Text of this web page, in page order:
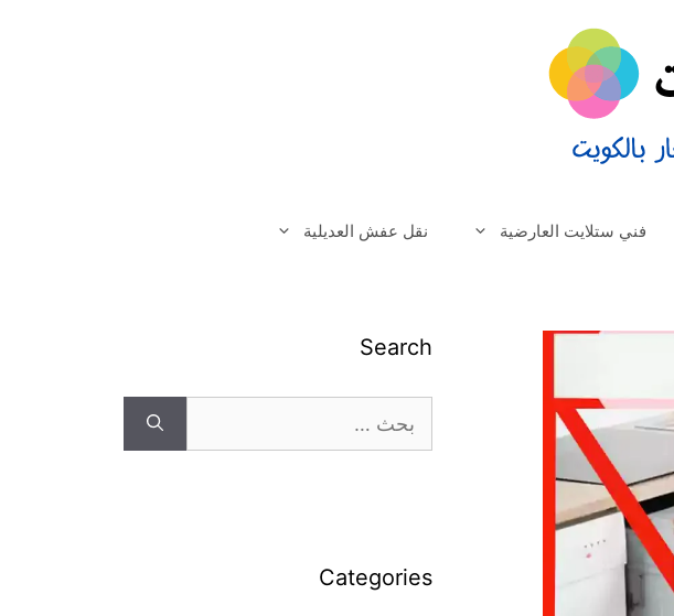
فني ستلايت العارضية نقل عفش العديلية
Search
Categories